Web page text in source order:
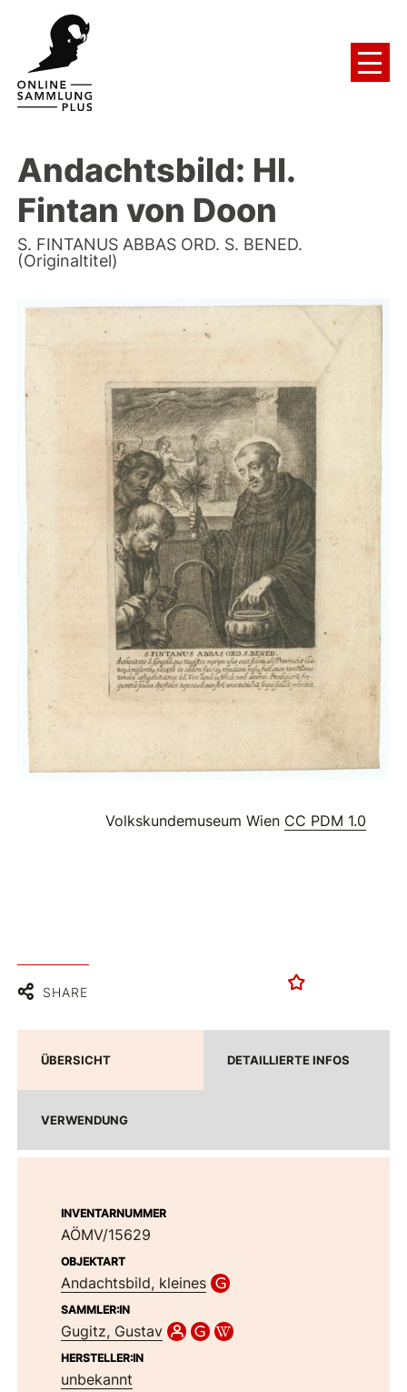
Andachtsbild: Hl.
Fintan von Doon
S. FINTANUS ABBAS ORD. S. BENED.
(Originaltitel)
Volkskundemuseum Wien CC PDM 1.0
SHARE
ÜBERSICHT DETAILLIERTE INFOS
VERWENDUNG
INVENTARNUMMER
AÖMV/15629
OBJEKTART
Andachtsbild, kleines
SAMMLER:IN
Gugitz, Gustav
HERSTELLER:IN
unbekannt